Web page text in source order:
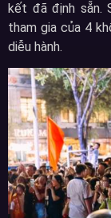
kết đã định sẵn.
tham gia của 4
diễu hành.